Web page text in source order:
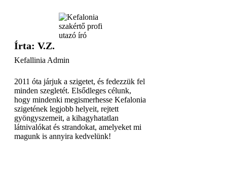
Írta: V.Z.
Kefallinia Admin
2011 óta járjuk a szigetet, és fedezzük fel
minden szegletét. Elsődleges célunk,
hogy mindenki megismerhesse Kefalonia
szigetének legjobb helyeit, rejtett
gyöngyszemeit, a kihagyhatatlan
látnivalókat és strandokat, amelyeket mi
magunk is annyira kedvelünk!